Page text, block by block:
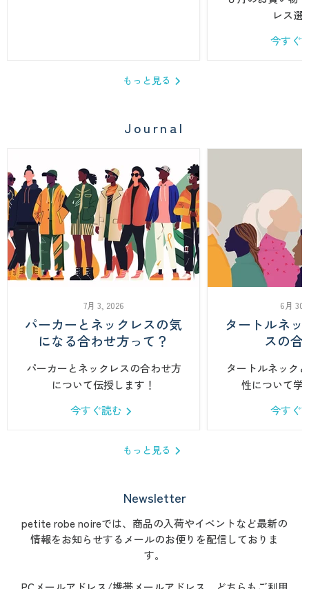
レス選
今すぐ
もっと見る
Journal
7月 3, 2026
パーカーとネックレスの気
になる合わせ方って？
パーカーとネックレスの合わせ方
について伝授します！
今すぐ読む
6月
タートルネ
スの合
タートルネック
性について
今すぐ
もっと見る
Newsletter
petite robe noireでは、商品の入荷やイベントなど最新の
情報をお知らせするメールのお便りを配信しておりま
す。